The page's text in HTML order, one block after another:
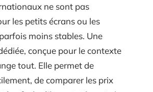
ne sont pas
les petits écrans ou les
moins stables. Une
conçue pour le contexte
tout. Elle permet de
de comparer les prix